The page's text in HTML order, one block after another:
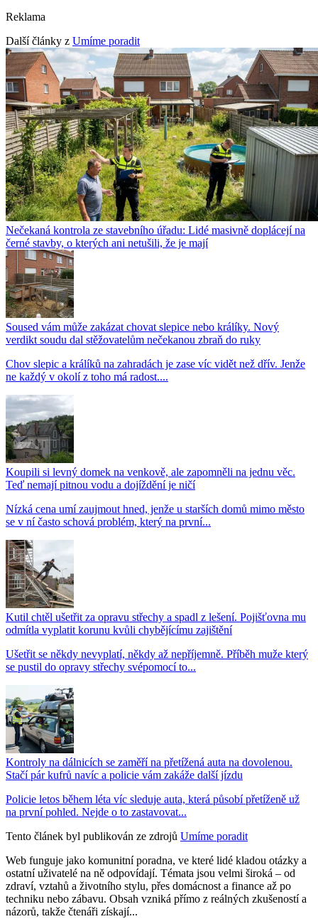
Reklama
Další články z Umíme poradit
Nečekaná kontrola ze stavebního úřadu: Lidé masivně doplácejí na
černé stavby, o kterých ani netušili, že je mají
Soused vám může zakázat chovat slepice nebo králíky. Nový
verdikt soudu dal stěžovatelům nečekanou zbraň do ruky
Chov slepic a králíků na zahradách je zase víc vidět než dřív. Jenže
ne každý v okolí z toho má radost....
Koupili si levný domek na venkově, ale zapomněli na jednu věc.
Teď nemají pitnou vodu a dojíždění je ničí
Nízká cena umí zaujmout hned, jenže u starších domů mimo město
se v ní často schová problém, který na první...
Kutil chtěl ušetřit za opravu střechy a spadl z lešení. Pojišťovna mu
odmítla vyplatit korunu kvůli chybějícímu zajištění
Ušetřit se někdy nevyplatí, někdy až nepříjemně. Příběh muže který
se pustil do opravy střechy svépomocí to...
Kontroly na dálnicích se zaměří na přetížená auta na dovolenou.
Stačí pár kufrů navíc a policie vám zakáže další jízdu
Policie letos během léta víc sleduje auta, která působí přetíženě už
na první pohled. Nejde o to zastavovat...
Tento článek byl publikován ze zdrojů Umíme poradit
Web funguje jako komunitní poradna, ve které lidé kladou otázky a
ostatní uživatelé na ně odpovídají. Témata jsou velmi široká – od
zdraví, vztahů a životního stylu, přes domácnost a finance až po
techniku nebo zábavu. Obsah vzniká přímo z reálných zkušeností a
názorů, takže čtenáři získají...